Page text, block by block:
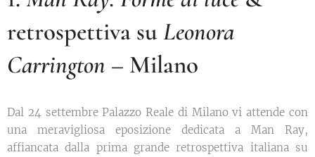
retrospettiva suLeonora
Carrington – Milano
Dal 24 settembre Palazzo Reale di Milano vi attende con
una meravigliosa eposizione dedicata a Man Ray,
affiancata dalla prima grande retrospettiva italiana su